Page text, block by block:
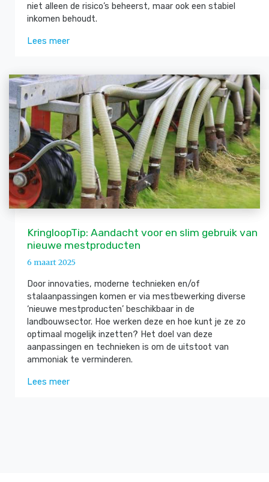
niet alleen de risico’s beheerst, maar ook een stabiel
inkomen behoudt.
Lees meer
KringloopTip: Aandacht voor en slim gebruik van
nieuwe mestproducten
6 maart 2025
Door innovaties, moderne technieken en/of
stalaanpassingen komen er via mestbewerking diverse
‘nieuwe mestproducten’ beschikbaar in de
landbouwsector. Hoe werken deze en hoe kunt je ze zo
optimaal mogelijk inzetten? Het doel van deze
aanpassingen en technieken is om de uitstoot van
ammoniak te verminderen.
Lees meer